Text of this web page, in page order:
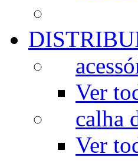
Ver
calha
Ver